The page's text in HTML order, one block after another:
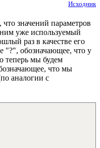
Исходник
, что значений параметров
уже используемый
раз в качестве его
"?", обозначающее, что у
теперь мы будем
что мы
аналогии с